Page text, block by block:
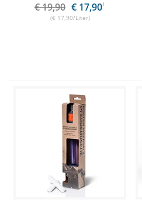
€ 19,90 € 17,901
(€ 17,90/Liter)